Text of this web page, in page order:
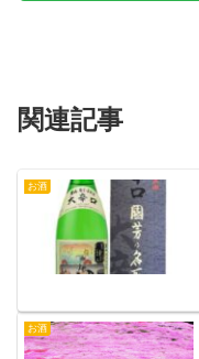
関連記事
お酒
お酒